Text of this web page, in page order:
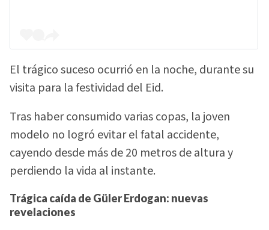
El trágico suceso ocurrió en la noche, durante su
visita para la festividad del Eid.
Tras haber consumido varias copas, la joven
modelo no logró evitar el fatal accidente,
cayendo desde más de 20 metros de altura y
perdiendo la vida al instante.
Trágica caída de Güler Erdogan: nuevas
revelaciones